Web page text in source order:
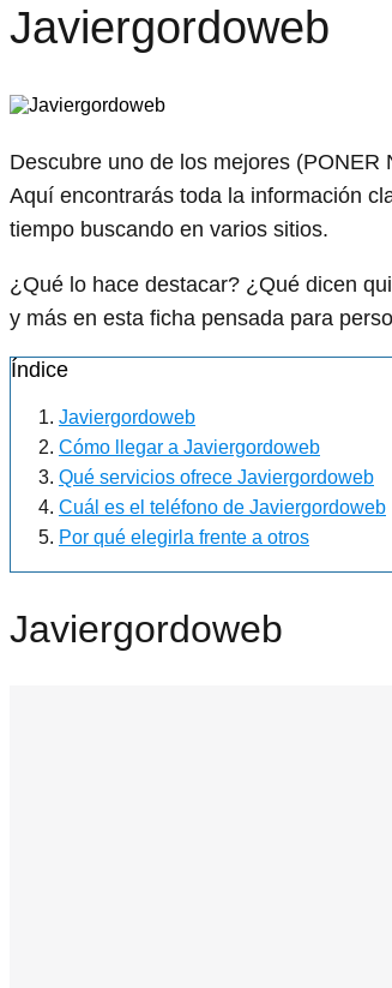
Javiergordoweb
Descubre uno de los mejores
Aquí encontrarás toda la información
tiempo buscando en varios sitios.
¿Qué lo hace destacar? ¿Qué dicen
y más en esta ficha pensada para
Índice
Javiergordoweb
Cómo llegar a Javiergordoweb
Qué servicios ofrece Javiergordoweb
Cuál es el teléfono de Javiergordoweb
Por qué elegirla frente a otros
Javiergordoweb